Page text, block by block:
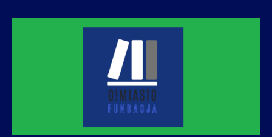
URBANIZACJI – PROMUJEMY I WSPIERAMY
ROZWÓJ MIAST I MIEJSKICH WSPÓLNOT.
O! MIASTO